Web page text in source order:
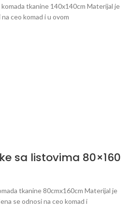
tkanine 140x140cm Materijal je
ceo komad i u ovom
sa listovima 80×160
tkanine 80cmx160cm Materijal je
se odnosi na ceo komad i